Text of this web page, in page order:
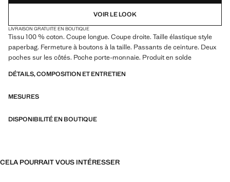
VOIR LE LOOK
LIVRAISON GRATUITE EN BOUTIQUE
Tissu 100 % coton. Coupe longue. Coupe droite. Taille élastique style
paperbag. Fermeture à boutons à la taille. Passants de ceinture. Deux
poches sur les côtés. Poche porte-monnaie. Produit en solde
DÉTAILS, COMPOSITION ET ENTRETIEN
MESURES
DISPONIBILITÉ EN BOUTIQUE
CELA POURRAIT VOUS INTÉRESSER